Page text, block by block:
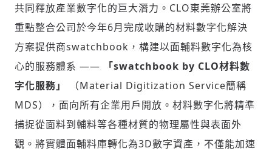
共同釋放產業數字化的巨大潛力。CLO東莞辦公室將
重點整合公司於今年6月完成收購的材料數字化解決
方案提供商swatchbook，構建以面輔料數字化為核
心的服務體系 ——
「swatchbook by CLO材料數
字化服務」
（Material Digitization Service簡稱
MDS），面向所有企業用戶開放。材料數字化將精準
捕捉從面料到輔料等各種材質的物理屬性與表面外
觀。將實體面輔料庫轉化為3D數字資產，不僅能加速